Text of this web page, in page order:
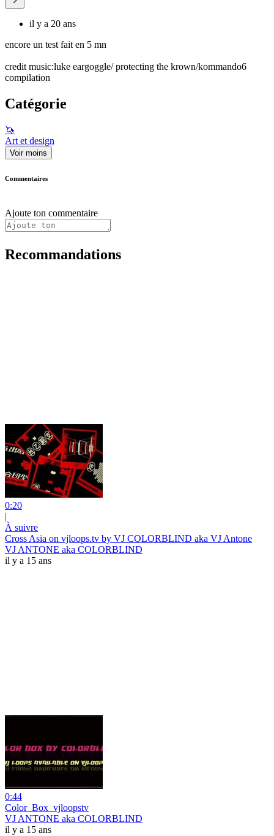
il y a 20 ans
encore un test fait en 5 mn
credit music:luke eargoggle/ protecting the krown/kommando6
compilation
Catégorie
🦄
Art et design
Voir moins
Commentaires
Ajoute ton commentaire
Recommandations
0:20
|
À suivre
Cross Asia on vjloops.tv by VJ COLORBLIND aka VJ Antone
VJ ANTONE aka COLORBLIND
il y a 15 ans
0:44
Color_Box_vjloopstv
VJ ANTONE aka COLORBLIND
il y a 15 ans